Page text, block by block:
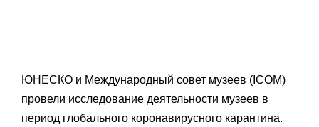
ЮНЕСКО и Международный совет музеев (ICOM)
провели исследование деятельности музеев в
период глобального коронавирусного карантина.